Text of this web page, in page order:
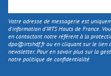
Votre adresse de messagerie est
d'information d’IRTS Hauts de France.
en contactant notre référent à la
dpo@irtshdf.frou en cliquant sur le lien
newsletter. Pour en savoir plus sur la
notre politique de confidentialité